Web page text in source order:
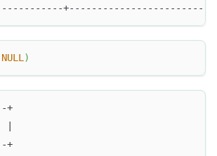
NULL )
+
|
+